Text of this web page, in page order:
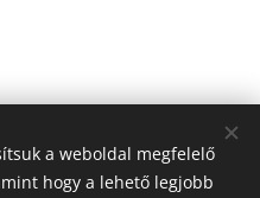
a weboldal megfelelő
hogy a lehető legjobb